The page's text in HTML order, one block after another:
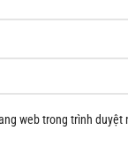
web trong trình